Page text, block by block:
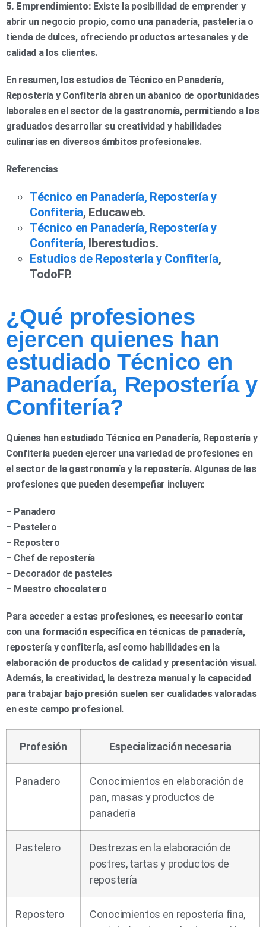
5. Emprendimiento: Existe la posibilidad de emprender y
abrir un negocio propio, como una panadería, pastelería o
tienda de dulces, ofreciendo productos artesanales y de
calidad a los clientes.
En resumen, los estudios de Técnico en Panadería,
Repostería y Confitería abren un abanico de oportunidades
laborales en el sector de la gastronomía, permitiendo a los
graduados desarrollar su creatividad y habilidades
culinarias en diversos ámbitos profesionales.
Referencias
Técnico en Panadería, Repostería y
Confitería, Educaweb.
Técnico en Panadería, Repostería y
Confitería, Iberestudios.
Estudios de Repostería y Confitería,
TodoFP.
¿Qué profesiones
ejercen quienes han
estudiado Técnico en
Panadería, Repostería y
Confitería?
Quienes han estudiado Técnico en Panadería, Repostería y
Confitería pueden ejercer una variedad de profesiones en
el sector de la gastronomía y la repostería. Algunas de las
profesiones que pueden desempeñar incluyen:
– Panadero
– Pastelero
– Repostero
– Chef de repostería
– Decorador de pasteles
– Maestro chocolatero
Para acceder a estas profesiones, es necesario contar
con una formación específica en técnicas de panadería,
repostería y confitería, así como habilidades en la
elaboración de productos de calidad y presentación visual.
Además, la creatividad, la destreza manual y la capacidad
para trabajar bajo presión suelen ser cualidades valoradas
en este campo profesional.
Profesión Especialización necesaria
Panadero
Conocimientos en elaboración de
pan, masas y productos de
panadería
Pastelero
Destrezas en la elaboración de
postres, tartas y productos de
repostería
Repostero
Conocimientos en repostería fina,